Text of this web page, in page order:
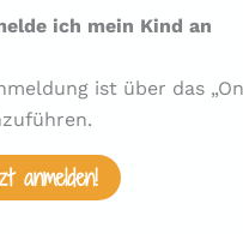
ich mein Kind an
ist über das
anmelden!